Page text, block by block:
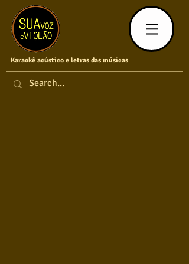
Karaokê acústico e letras das músicas